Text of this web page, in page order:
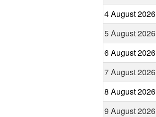
4 August 2026
5 August 2026
6 August 2026
7 August 2026
8 August 2026
9 August 2026